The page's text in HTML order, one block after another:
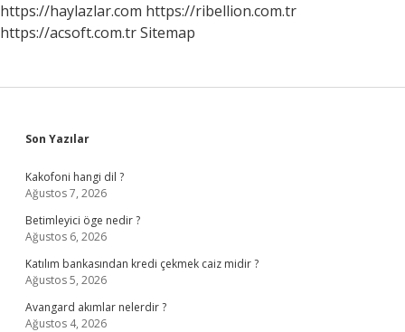
https://haylazlar.com https://ribellion.com.tr
https://acsoft.com.trSitemap
Sidebar
Son Yazılar
Kakofoni hangi dil ?
Ağustos 7, 2026
Betimleyici öge nedir ?
Ağustos 6, 2026
Katılım bankasından kredi çekmek caiz midir ?
Ağustos 5, 2026
Avangard akımlar nelerdir ?
Ağustos 4, 2026